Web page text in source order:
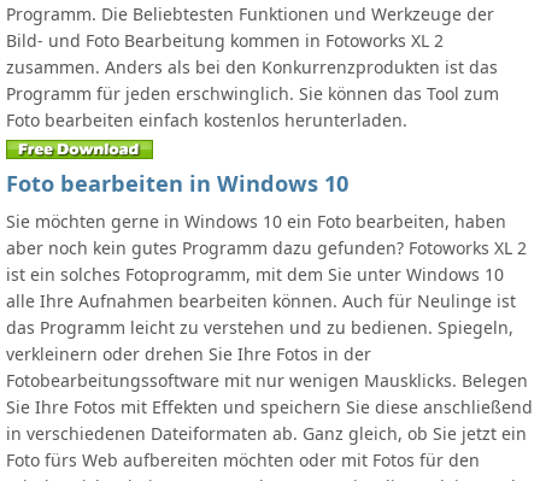
Programm. Die Beliebtesten Funktionen und Werkzeuge der
Bild- und Foto Bearbeitung kommen in Fotoworks XL 2
zusammen. Anders als bei den Konkurrenzprodukten ist das
Programm für jeden erschwinglich. Sie können das Tool zum
Foto bearbeiten einfach kostenlos herunterladen.
Foto bearbeiten in Windows 10
Sie möchten gerne in Windows 10 ein Foto bearbeiten, haben
aber noch kein gutes Programm dazu gefunden? Fotoworks XL 2
ist ein solches Fotoprogramm, mit dem Sie unter Windows 10
alle Ihre Aufnahmen bearbeiten können. Auch für Neulinge ist
das Programm leicht zu verstehen und zu bedienen. Spiegeln,
verkleinern oder drehen Sie Ihre Fotos in der
Fotobearbeitungssoftware mit nur wenigen Mausklicks. Belegen
Sie Ihre Fotos mit Effekten und speichern Sie diese anschließend
in verschiedenen Dateiformaten ab. Ganz gleich, ob Sie jetzt ein
Foto fürs Web aufbereiten möchten oder mit Fotos für den